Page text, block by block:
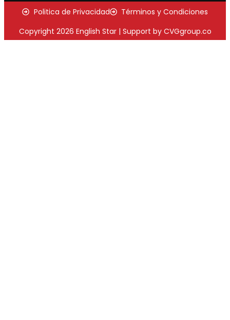
Politica de Privacidad
Términos y Condiciones
Copyright 2026 English Star | Support by CVGgroup.co